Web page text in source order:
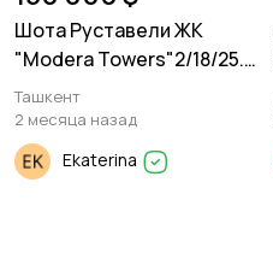
Шота Руставели ЖК
"Modera Towers"2/18/25.
48м²
Ташкент
2 месяца назад
Ekaterina